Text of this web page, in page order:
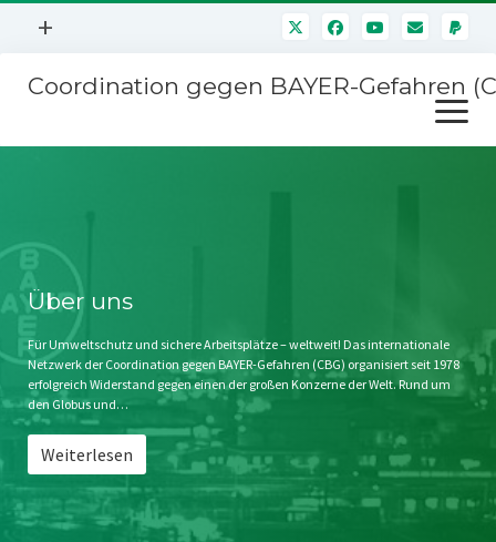
Menü
+
Mitmachen
Kontakt
Impressum
Störfälle
Coordination gegen BAYER-Gefahren
Menü
öffnen
Stichwort BAYER
Jahrestagung
SPENDEN
Über uns
Für Umweltschutz und sichere Arbeitsplätze – weltweit! Das internationale
Netzwerk der Coordination gegen BAYER-Gefahren (CBG) organisiert seit 1978
erfolgreich Widerstand gegen einen der großen Konzerne der Welt. Rund um
den Globus und…
Weiterlesen